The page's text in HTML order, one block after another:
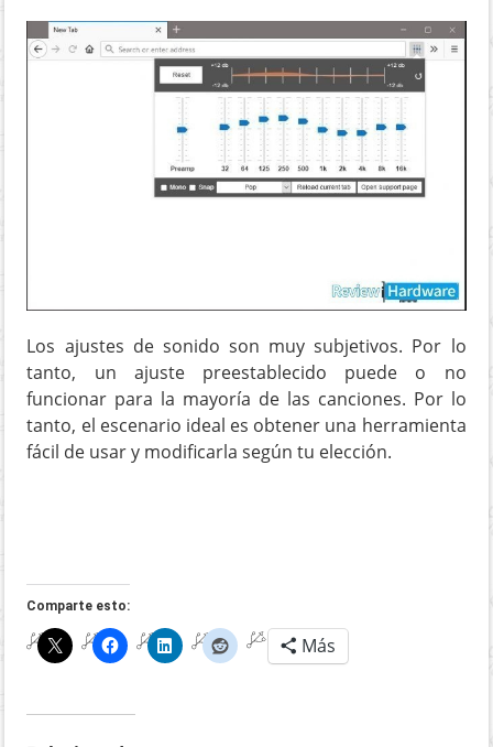
Los ajustes de sonido son muy subjetivos. Por lo
tanto, un ajuste preestablecido puede o no
funcionar para la mayoría de las canciones. Por lo
tanto, el escenario ideal es obtener una herramienta
fácil de usar y modificarla según tu elección.
Comparte esto:
Más